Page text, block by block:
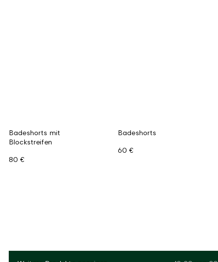
Badeshorts mit
Blockstreifen
80 €
Badeshorts
60 €